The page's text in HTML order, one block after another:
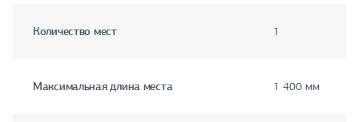
Количество мест 1
Максимальная длина места 1 400 мм